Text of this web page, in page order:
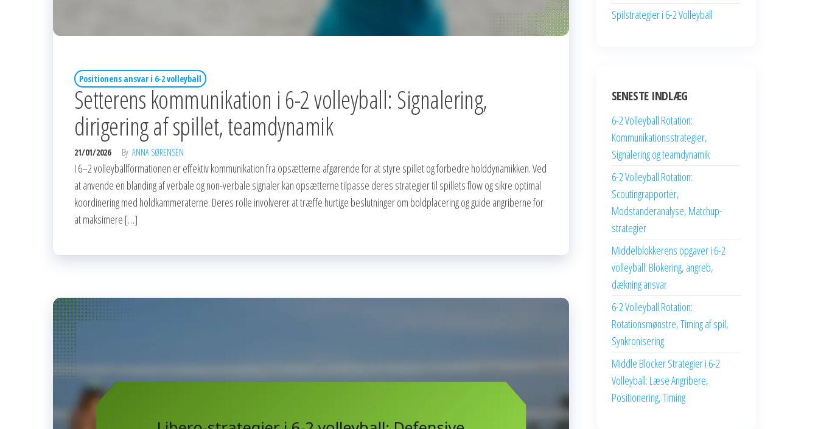
Positionens ansvar i 6-2 volleyball
Setterens kommunikation i 6-2 volleyball: Signalering,
dirigering af spillet, teamdynamik
21/01/2026 By ANNA SØRENSEN
I 6–2 volleyballformationen er effektiv kommunikation fra opsætterne afgørende for at styre spillet og forbedre holddynamikken. Ved
at anvende en blanding af verbale og non-verbale signaler kan opsætterne tilpasse deres strategier til spillets flow og sikre optimal
koordinering med holdkammeraterne. Deres rolle involverer at træffe hurtige beslutninger om boldplacering og guide angriberne for
at maksimere […]
Spilstrategier i 6-2 Volleyball
SENESTE INDLÆG
6-2 Volleyball Rotation:
Kommunikationsstrategier,
Signalering og teamdynamik
6-2 Volleyball Rotation:
Scoutingrapporter,
Modstanderanalyse, Matchup-
strategier
Middelblokkerens opgaver i 6-2
volleyball: Blokering, angreb,
dækning ansvar
6-2 Volleyball Rotation:
Rotationsmønstre, Timing af spil,
Synkronisering
Middle Blocker Strategier i 6-2
Volleyball: Læse Angribere,
Positionering, Timing